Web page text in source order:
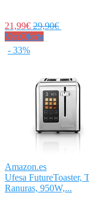
21,99€ 29,90€
Ver Oferta
- 33%
Amazon.es
Ufesa FutureToaster,
Ranuras, 950W,...